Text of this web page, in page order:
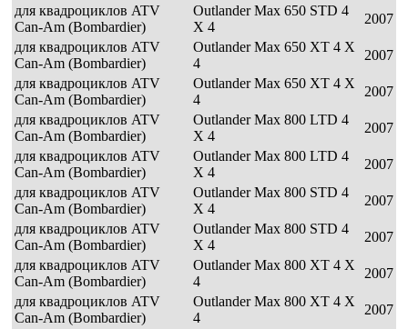
для квадроциклов ATV
Can-Am (Bombardier)
Outlander Max 650 STD 4
X 4
2007
для квадроциклов ATV
Can-Am (Bombardier)
Outlander Max 650 XT 4 X
4
2007
для квадроциклов ATV
Can-Am (Bombardier)
Outlander Max 650 XT 4 X
4
2007
для квадроциклов ATV
Can-Am (Bombardier)
Outlander Max 800 LTD 4
X 4
2007
для квадроциклов ATV
Can-Am (Bombardier)
Outlander Max 800 LTD 4
X 4
2007
для квадроциклов ATV
Can-Am (Bombardier)
Outlander Max 800 STD 4
X 4
2007
для квадроциклов ATV
Can-Am (Bombardier)
Outlander Max 800 STD 4
X 4
2007
для квадроциклов ATV
Can-Am (Bombardier)
Outlander Max 800 XT 4 X
4
2007
для квадроциклов ATV
Can-Am (Bombardier)
Outlander Max 800 XT 4 X
4
2007